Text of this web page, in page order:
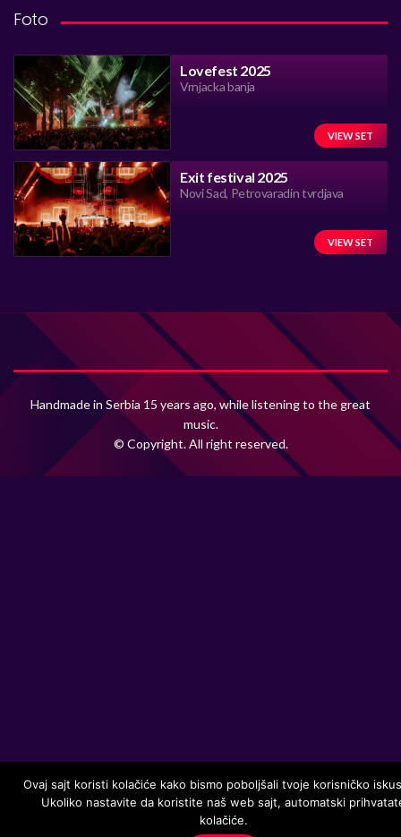
Foto
Lovefest 2025
Vrnjacka banja
VIEW SET
Exit festival 2025
Novi Sad, Petrovaradin tvrdjava
VIEW SET
Handmade in Serbia 15 years ago, while listening to the great
music.
© Copyright. All right reserved.
Ovaj sajt koristi kolačiće kako bismo poboljšali tvoje korisničko
Ukoliko nastavite da koristite naš web sajt, automatski
kolačiće.